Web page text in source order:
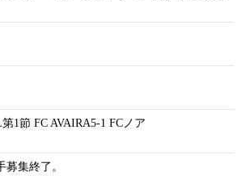
1節 FC AVAIRA5-1 FCノア
集終了。